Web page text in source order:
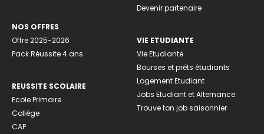
NOS OFFRES
Offre 2025-2026
Pack Réussite 4 ans
REUSSITE SCOLAIRE
Ecole Primaire
Collège
CAP
Devenir partenaire
VIE ETUDIANTE
Vie Etudiante
Bourses et prêts étudiants
Logement Etudiant
Jobs Etudiant et Alternance
Trouve ton job saisonnier